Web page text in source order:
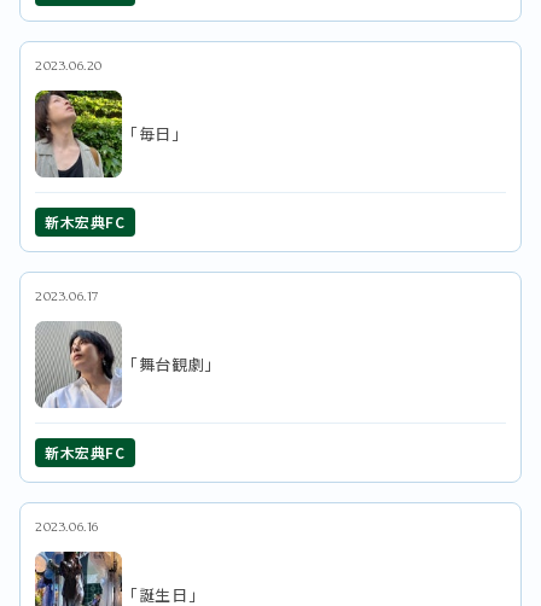
2023.06.20
「毎日」
新木宏典FC
2023.06.17
「舞台観劇」
新木宏典FC
2023.06.16
「誕生日」